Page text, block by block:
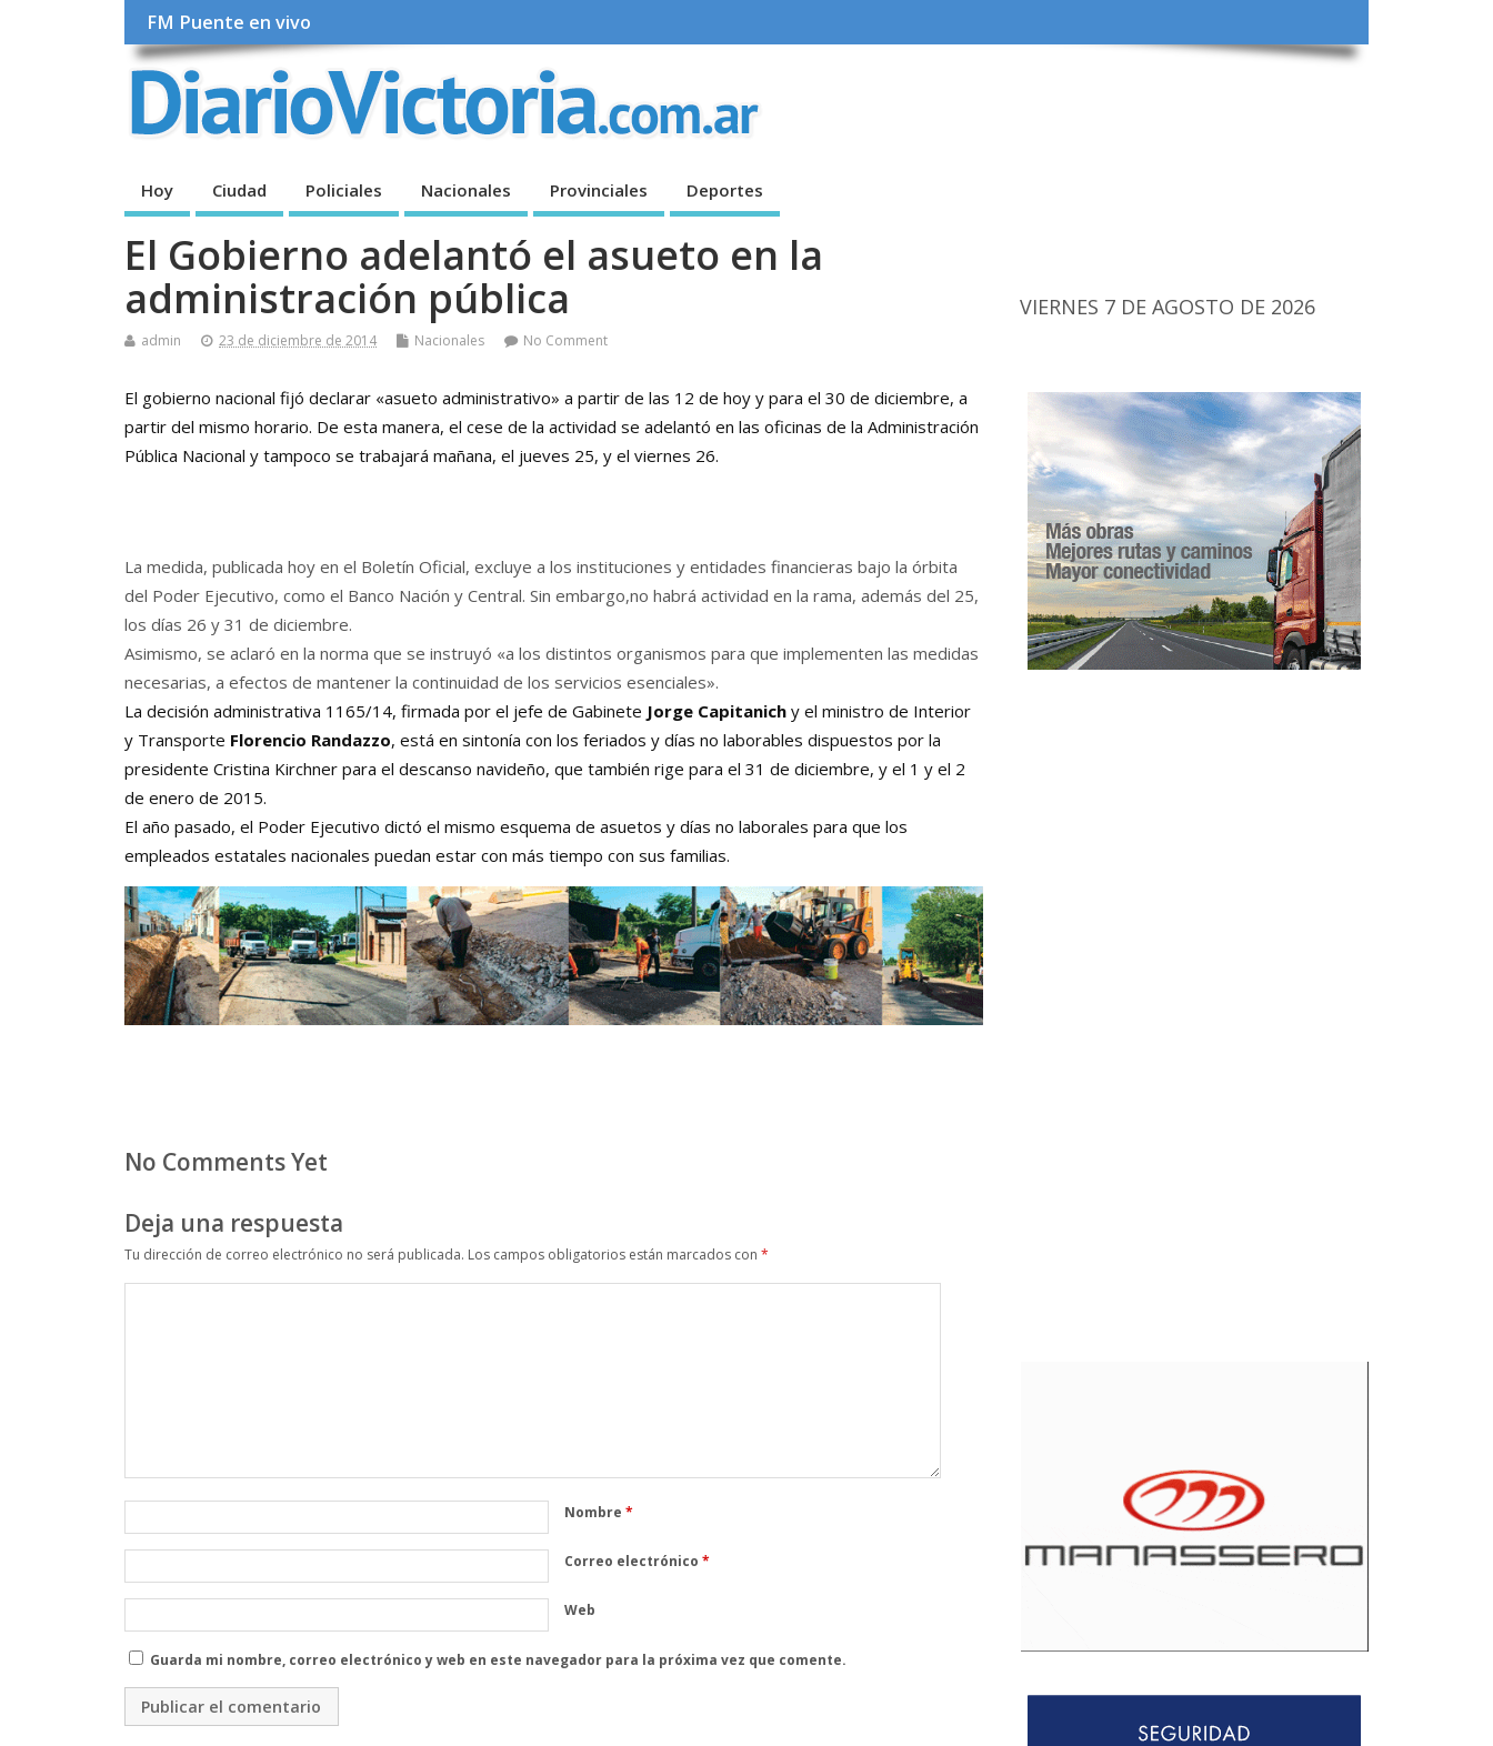
FM Puente en vivo
Hoy Ciudad Policiales Nacionales Provinciales Deportes
El Gobierno adelantó el asueto en la
administración pública
admin 23 de diciembre de 2014 Nacionales No Comment
El gobierno nacional fijó declarar «asueto administrativo» a partir de las 12 de hoy y para el 30 de diciembre, a
partir del mismo horario. De esta manera, el cese de la actividad se adelantó en las oficinas de la Administración
Pública Nacional y tampoco se trabajará mañana, el jueves 25, y el viernes 26.
La medida, publicada hoy en el Boletín Oficial, excluye a los instituciones y entidades financieras bajo la órbita
del Poder Ejecutivo, como el Banco Nación y Central. Sin embargo,no habrá actividad en la rama, además del 25,
los días 26 y 31 de diciembre.
Asimismo, se aclaró en la norma que se instruyó «a los distintos organismos para que implementen las medidas
necesarias, a efectos de mantener la continuidad de los servicios esenciales».
La decisión administrativa 1165/14, firmada por el jefe de Gabinete Jorge Capitanich y el ministro de Interior
y Transporte Florencio Randazzo, está en sintonía con los feriados y días no laborables dispuestos por la
presidente Cristina Kirchner para el descanso navideño, que también rige para el 31 de diciembre, y el 1 y el 2
de enero de 2015.
El año pasado, el Poder Ejecutivo dictó el mismo esquema de asuetos y días no laborales para que los
empleados estatales nacionales puedan estar con más tiempo con sus familias.
No Comments Yet
Deja una respuesta
Tu dirección de correo electrónico no será publicada. Los campos obligatorios están marcados con *
Nombre *
Correo electrónico *
Web
Guarda mi nombre, correo electrónico y web en este navegador para la próxima vez que comente.
VIERNES 7 DE AGOSTO DE 2026